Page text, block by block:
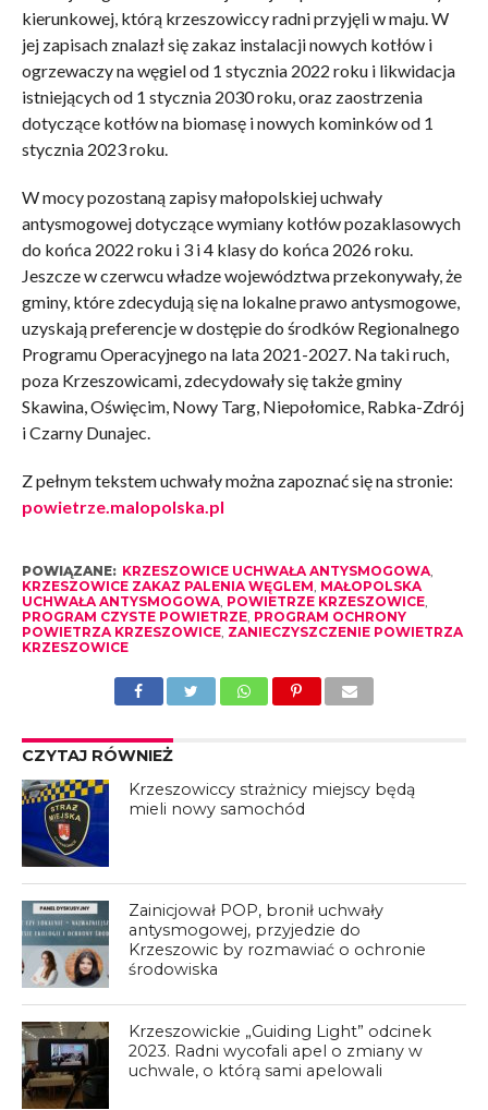
kierunkowej, którą krzeszowiccy radni przyjęli w maju. W
jej zapisach znalazł się zakaz instalacji nowych kotłów i
ogrzewaczy na węgiel od 1 stycznia 2022 roku i likwidacja
istniejących od 1 stycznia 2030 roku, oraz zaostrzenia
dotyczące kotłów na biomasę i nowych kominków od 1
stycznia 2023 roku.
W mocy pozostaną zapisy małopolskiej uchwały
antysmogowej dotyczące wymiany kotłów pozaklasowych
do końca 2022 roku i 3 i 4 klasy do końca 2026 roku.
Jeszcze w czerwcu władze województwa przekonywały, że
gminy, które zdecydują się na lokalne prawo antysmogowe,
uzyskają preferencje w dostępie do środków Regionalnego
Programu Operacyjnego na lata 2021-2027. Na taki ruch,
poza Krzeszowicami, zdecydowały się także gminy
Skawina, Oświęcim, Nowy Targ, Niepołomice, Rabka-Zdrój
i Czarny Dunajec.
Z pełnym tekstem uchwały można zapoznać się na stronie:
powietrze.malopolska.pl
POWIĄZANE: KRZESZOWICE UCHWAŁA ANTYSMOGOWA,
KRZESZOWICE ZAKAZ PALENIA WĘGLEM MAŁOPOLSKA
UCHWAŁA ANTYSMOGOWA, POWIETRZE KRZESZOWICE,
PROGRAM CZYSTE POWIETRZE, PROGRAM OCHRONY
POWIETRZA KRZESZOWICE, ZANIECZYSZCZENIE POWIETRZA
KRZESZOWICE
CZYTAJ RÓWNIEŻ
Krzeszowiccy strażnicy miejscy będą
mieli nowy samochód
Zainicjował POP, bronił uchwały
antysmogowej, przyjedzie do
Krzeszowic by rozmawiać o ochronie
środowiska
Krzeszowickie „Guiding Light” odcinek
2023. Radni wycofali apel o zmiany w
uchwale, o którą sami apelowali